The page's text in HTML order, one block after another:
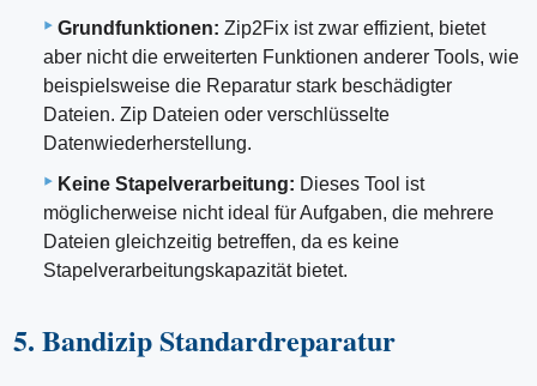
Grundfunktionen: Zip2Fix ist zwar effizient, bietet
aber nicht die erweiterten Funktionen anderer Tools, wie
beispielsweise die Reparatur stark beschädigter
Dateien. Zip Dateien oder verschlüsselte
Datenwiederherstellung.
Keine Stapelverarbeitung: Dieses Tool ist
möglicherweise nicht ideal für Aufgaben, die mehrere
Dateien gleichzeitig betreffen, da es keine
Stapelverarbeitungskapazität bietet.
5. Bandizip Standardreparatur